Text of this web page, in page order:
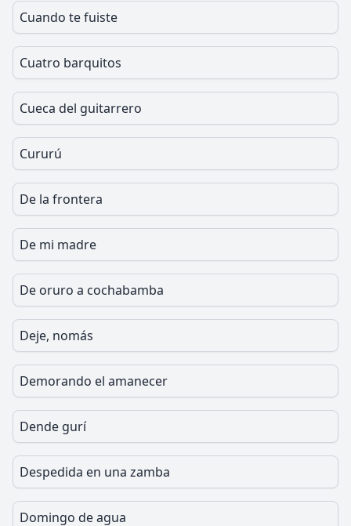
Cuando te fuiste
Cuatro barquitos
Cueca del guitarrero
Cururú
De la frontera
De mi madre
De oruro a cochabamba
Deje, nomás
Demorando el amanecer
Dende gurí
Despedida en una zamba
Domingo de agua